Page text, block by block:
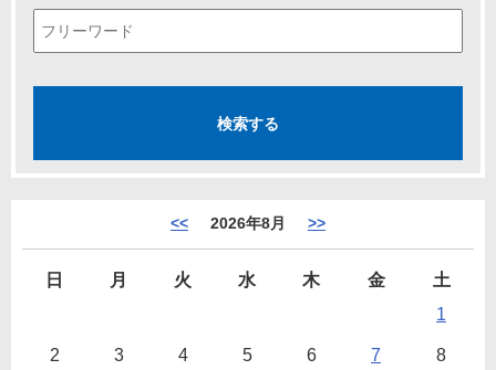
<< 2026年8月 >>
日 月 火 水 木 金
土
1
2 3 4 5 6 7 8